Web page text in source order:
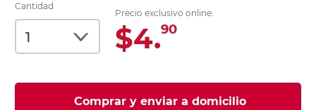
Cantidad
Precio exclusivo online:
$4.90
Comprar y enviar a domicilio